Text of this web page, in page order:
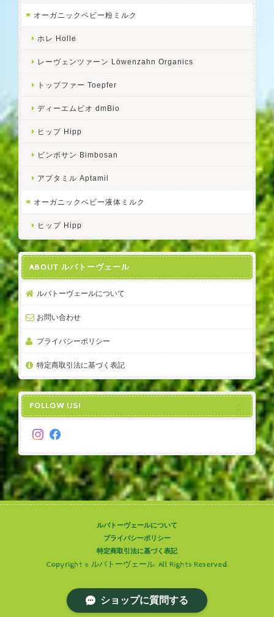
オーガニックベビー粉ミルク
ホレ Holle
レーヴェンツァーン Löwenzahn Organics
トップファー Toepfer
ディーエムビオ dmBio
ヒップ Hipp
ビンボサン Bimbosan
アプタミル Aptamil
オーガニックベビー液体ミルク
ヒップ Hipp
ABOUT ルバトーヴェール
ルバトーヴェールについて
お問い合わせ
プライバシーポリシー
特定商取引法に基づく表記
FOLLOW US!
ルバトーヴェールについて
プライバシーポリシー
特定商取引法に基づく表記
Copyright © ルバトーヴェール. All Rights Reserved.
ショップに質問する